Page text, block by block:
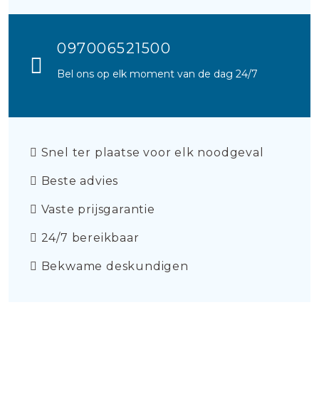
097006521500
Bel ons op elk moment van de dag 24/7
Snel ter plaatse voor elk noodgeval
Beste advies
Vaste prijsgarantie
24/7 bereikbaar
Bekwame deskundigen